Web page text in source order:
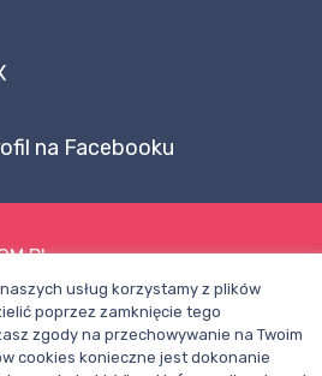
na Facebooku
usług korzystamy z plików
poprzez zamknięcie tego
zgody na przechowywanie na Twoim
cookies konieczne jest dokonanie